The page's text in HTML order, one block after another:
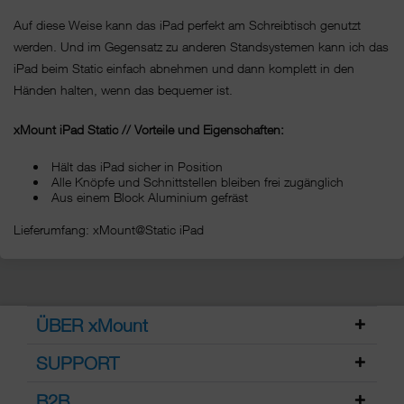
Auf diese Weise kann das iPad perfekt am Schreibtisch genutzt
werden. Und im Gegensatz zu anderen Standsystemen kann ich das
iPad beim Static einfach abnehmen und dann komplett in den
Händen halten, wenn das bequemer ist.
xMount iPad Static // Vorteile und Eigenschaften:
Hält das iPad sicher in Position
Alle Knöpfe und Schnittstellen bleiben frei zugänglich
Aus einem Block Aluminium gefräst
Lieferumfang: xMount@Static iPad
ÜBER xMount
SUPPORT